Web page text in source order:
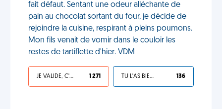
fait défaut. Sentant une odeur alléchante de
pain au chocolat sortant du four, je décide de
rejoindre la cuisine, respirant à pleins poumons.
Mon fils venait de vomir dans le couloir les
restes de tartiflette d'hier. VDM
JE VALIDE, C'EST UNE VDM 1 271 TU L'AS BIEN MÉRITÉ 136